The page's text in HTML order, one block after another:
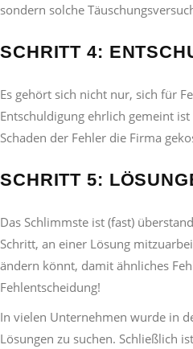
sondern solche
SCHRITT 4:
Es gehört sich nicht nur, sich für
Entschuldigung ehrlich gemeint
Schaden der Fehler die Firma
SCHRITT 5:
Das Schlimmste ist (fast)
Schritt, an einer Lösung
ändern könnt, damit ähnliches
Fehlentscheidung!
In vielen Unternehmen wurde in
Lösungen zu suchen. Schließlich